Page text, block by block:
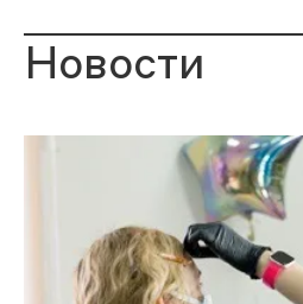
Новости